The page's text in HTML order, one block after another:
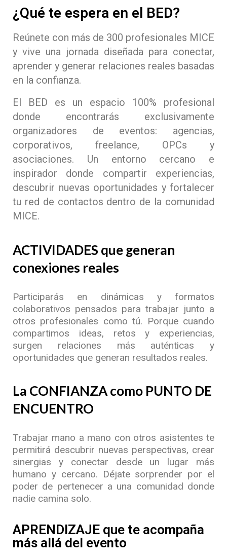
¿Qué te espera en el BED?
Reúnete con más de 300 profesionales MICE
y vive una jornada diseñada para conectar,
aprender y generar relaciones reales basadas
en la confianza.
El BED es un espacio 100% profesional
donde encontrarás exclusivamente
organizadores de eventos: agencias,
corporativos, freelance, OPCs y
asociaciones. Un entorno cercano e
inspirador donde compartir experiencias,
descubrir nuevas oportunidades y fortalecer
tu red de contactos dentro de la comunidad
MICE.
ACTIVIDADES que generan
conexiones reales
Participarás en dinámicas y formatos
colaborativos pensados para trabajar junto a
otros profesionales como tú. Porque cuando
compartimos ideas, retos y experiencias,
surgen relaciones más auténticas y
oportunidades que generan resultados reales.
La CONFIANZA como PUNTO DE
ENCUENTRO
Trabajar mano a mano con otros asistentes te
permitirá descubrir nuevas perspectivas, crear
sinergias y conectar desde un lugar más
humano y cercano. Déjate sorprender por el
poder de pertenecer a una comunidad donde
nadie camina solo.
APRENDIZAJE que te acompaña
más allá del evento